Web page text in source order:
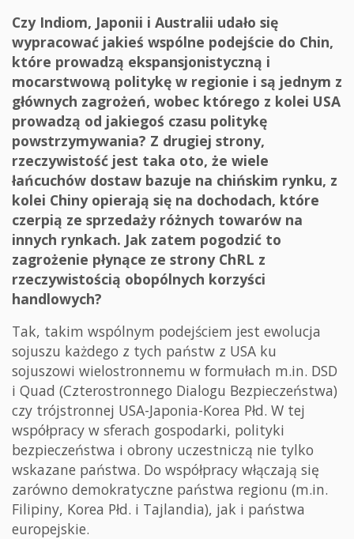
Czy Indiom, Japonii i Australii udało się
wypracować jakieś wspólne podejście do Chin,
które prowadzą ekspansjonistyczną i
mocarstwową politykę w regionie i są jednym z
głównych zagrożeń, wobec którego z kolei USA
prowadzą od jakiegoś czasu politykę
powstrzymywania? Z drugiej strony,
rzeczywistość jest taka oto, że wiele
łańcuchów dostaw bazuje na chińskim rynku, z
kolei Chiny opierają się na dochodach, które
czerpią ze sprzedaży różnych towarów na
innych rynkach. Jak zatem pogodzić to
zagrożenie płynące ze strony ChRL z
rzeczywistością obopólnych korzyści
handlowych?
Tak, takim wspólnym podejściem jest ewolucja
sojuszu każdego z tych państw z USA ku
sojuszowi wielostronnemu w formułach m.in. DSD
i Quad (Czterostronnego Dialogu Bezpieczeństwa)
czy trójstronnej USA-Japonia-Korea Płd. W tej
współpracy w sferach gospodarki, polityki
bezpieczeństwa i obrony uczestniczą nie tylko
wskazane państwa. Do współpracy włączają się
zarówno demokratyczne państwa regionu (m.in.
Filipiny, Korea Płd. i Tajlandia), jak i państwa
europejskie.